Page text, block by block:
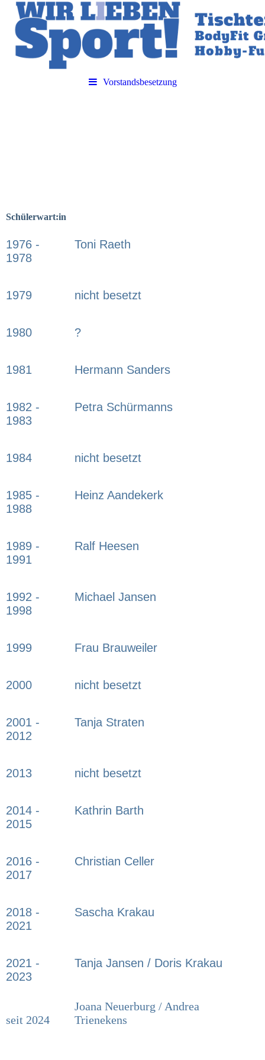
Vorstandsbesetzung
Schülerwart:in
1976 -
1978
Toni Raeth
1979 nicht besetzt
1980 ?
1981 Hermann Sanders
1982 -
1983
Petra Schürmanns
1984 nicht besetzt
1985 -
1988
Heinz Aandekerk
1989 -
1991
Ralf Heesen
1992 -
1998
Michael Jansen
1999 Frau Brauweiler
2000 nicht besetzt
2001 -
2012
Tanja Straten
2013 nicht besetzt
2014 -
2015
Kathrin Barth
2016 -
2017
Christian Celler
2018 -
2021
Sascha Krakau
2021 -
2023
seit 2024
Tanja Jansen / Doris Krakau
Joana Neuerburg / Andrea
Trienekens